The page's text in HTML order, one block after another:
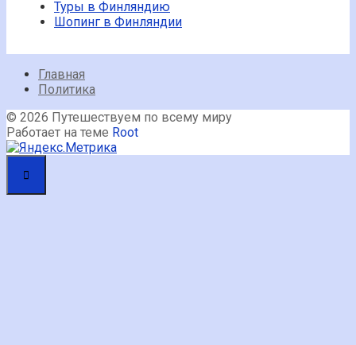
Туры в Финляндию
Шопинг в Финляндии
Главная
Политика
© 2026 Путешествуем по всему миру
Работает на теме Root